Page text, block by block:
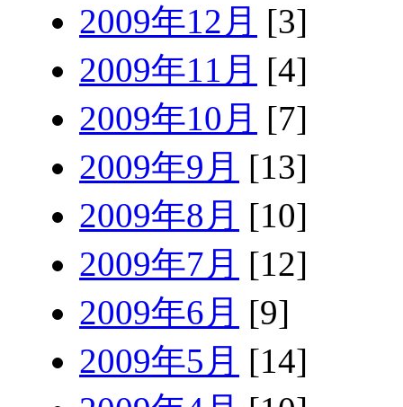
2009年12月 [3]
2009年11月 [4]
2009年10月 [7]
2009年9月 [13]
2009年8月 [10]
2009年7月 [12]
2009年6月 [9]
2009年5月 [14]